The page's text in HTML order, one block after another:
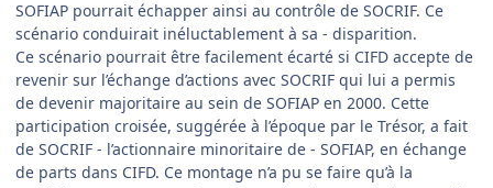
SOFIAP pourrait échapper ainsi au contrôle de SOCRIF. Ce
scénario conduirait inéluctablement à sa - disparition.
Ce scénario pourrait être facilement écarté si CIFD accepte de
revenir sur l’échange d’actions avec SOCRIF qui lui a permis
de devenir majoritaire au sein de SOFIAP en 2000. Cette
participation croisée, suggérée à l’époque par le Trésor, a fait
de SOCRIF - l’actionnaire minoritaire de - SOFIAP, en échange
de parts dans CIFD. Ce montage n’a pu se faire qu’à la